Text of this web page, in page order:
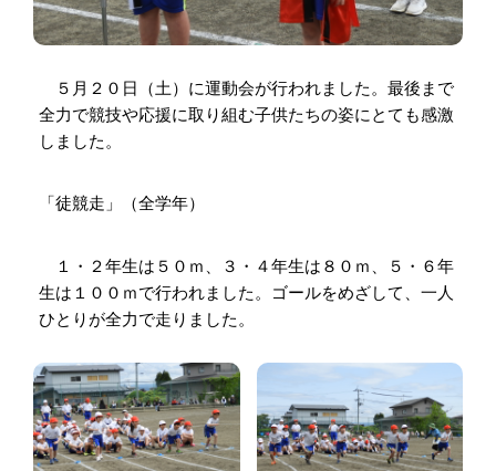
５月２０日（土）に運動会が行われました。最後まで
全力で競技や応援に取り組む子供たちの姿にとても感激
しました。
「徒競走」（全学年）
１・２年生は５０ｍ、３・４年生は８０ｍ、５・６年
生は１００ｍで行われました。ゴールをめざして、一人
ひとりが全力で走りました。